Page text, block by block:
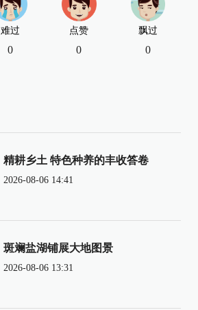
难过
0
点赞
0
飘过
0
精耕乡土 特色种养的丰收答卷
2026-08-06 14:41
斑斓盐湖铺展大地图景
2026-08-06 13:31